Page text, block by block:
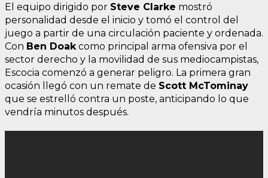
El equipo dirigido por Steve Clarke mostró
personalidad desde el inicio y tomó el control del
juego a partir de una circulación paciente y ordenada.
Con Ben Doak como principal arma ofensiva por el
sector derecho y la movilidad de sus mediocampistas,
Escocia comenzó a generar peligro. La primera gran
ocasión llegó con un remate de Scott McTominay
que se estrelló contra un poste, anticipando lo que
vendría minutos después.